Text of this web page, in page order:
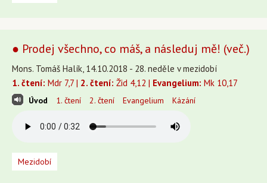
● Prodej všechno, co máš, a následuj mě! (več.)
Mons. Tomáš Halík, 14.10.2018 - 28. neděle v mezidobí
1. čtení: Mdr 7,7 | 2. čtení: Žid 4,12 | Evangelium: Mk 10,17
Úvod 1. čtení 2. čtení Evangelium Kázání
Mezidobí